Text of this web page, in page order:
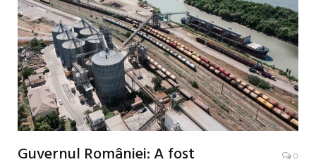
Guvernul României: A fost
0